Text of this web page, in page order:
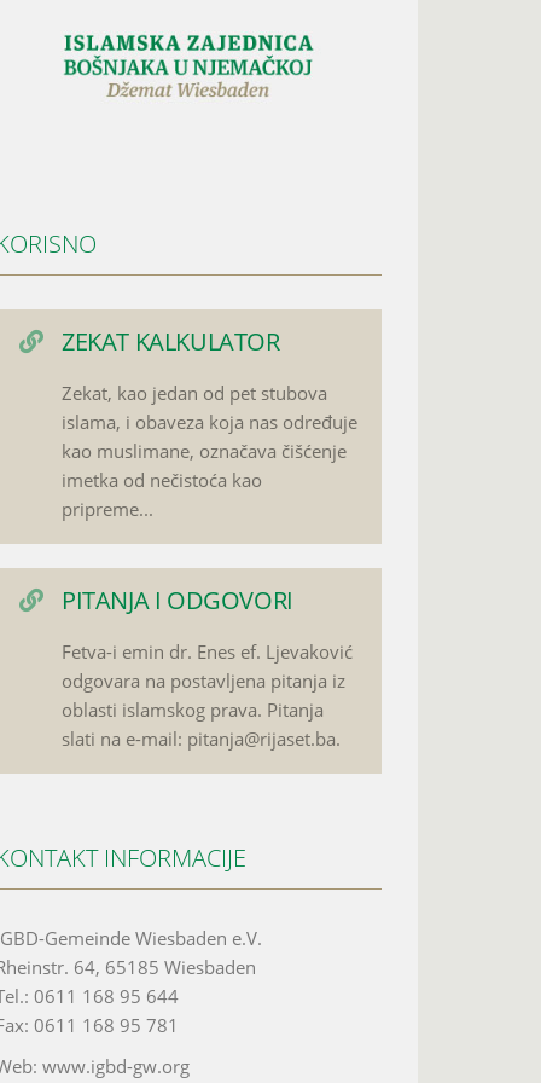
ZEKAT KALKULATOR
Zekat, kao jedan od pet stubova
islama, i obaveza koja nas određuje
kao muslimane, označava čišćenje
imetka od nečistoća kao
pripreme...
PITANJA I ODGOVORI
Fetva-i emin dr. Enes ef. Ljevaković
odgovara na postavljena pitanja iz
oblasti islamskog prava. Pitanja
slati na e-mail: pitanja@rijaset.ba.
INFORMACIJE
Gemeinde Wiesbaden e.V.
64, 65185 Wiesbaden
0611 168 95 644
0611 168 95 781
www.igbd-gw.org